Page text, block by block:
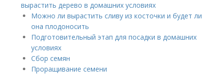
вырастить дерево в домашних условиях
Можно ли вырастить сливу из косточки и будет ли
она плодоносить
Подготовительный этап для посадки в домашних
условиях
Сбор семян
Проращивание семени